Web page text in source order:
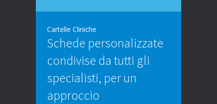
Cartelle Cliniche
Schede personalizzate
condivise da tutti gli
specialisti, per un
approccio